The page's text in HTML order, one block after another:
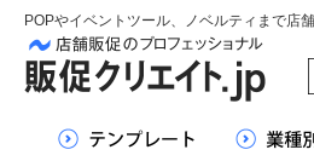
POPやイベントツール、ノベルティまで店